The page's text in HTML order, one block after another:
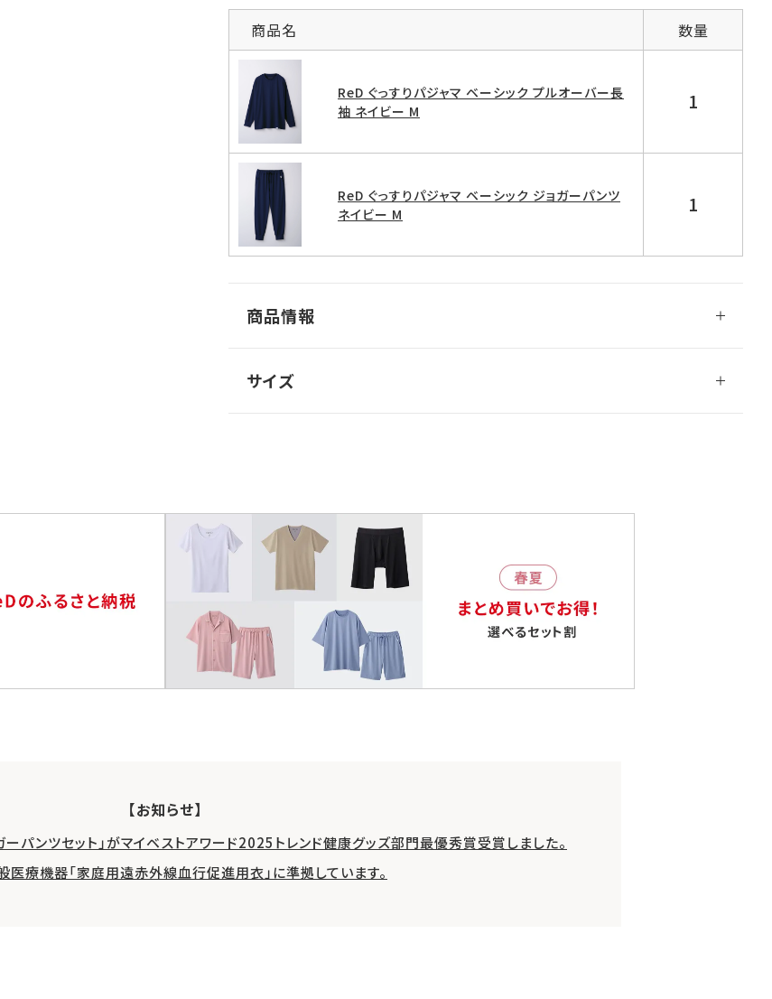
商品名 数量
ReD ぐっすりパジャマ ベーシック プルオーバー長
袖 ネイビー M
1
ReD ぐっすりパジャマ ベーシック ジョガーパンツ
ネイビー M
1
商品情報
サイズ
【お知らせ】
パンツセット」がマイベストアワード2025トレンド健康グッズ部門最優秀賞受賞しました。
療機器「家庭用遠赤外線血行促進用衣」に準拠しています。